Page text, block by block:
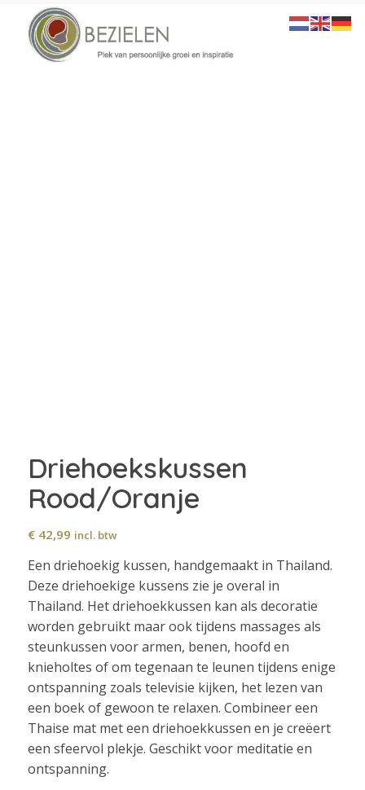
Driehoekskussen
Rood/Oranje
€42,99 incl. btw
Een driehoekig kussen, handgemaakt in Thailand.
Deze driehoekige kussens zie je overal in
Thailand. Het driehoekkussen kan als decoratie
worden gebruikt maar ook tijdens massages als
steunkussen voor armen, benen, hoofd en
knieholtes of om tegenaan te leunen tijdens enige
ontspanning zoals televisie kijken, het lezen van
een boek of gewoon te relaxen. Combineer een
Thaise mat met een driehoekkussen en je creëert
een sfeervol plekje. Geschikt voor meditatie en
ontspanning.